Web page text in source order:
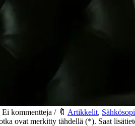
kommentteja / 🔖 Artikkelit,
ovat merkitty tähdellä (*). Saat